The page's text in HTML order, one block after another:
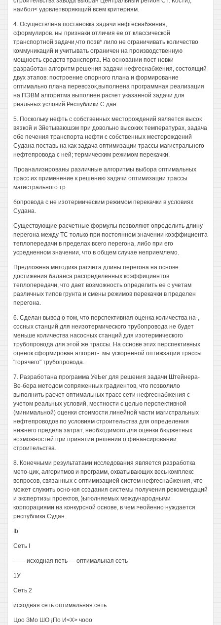
наибол< удовлетворяющий всем критериям.
4. Осуществлена постановка задачи нефгеснабжения,
сформулиров. ны признаки отличия ее от классической
транспортной задачи,что позв* лило не ограничивать количество
коммуникаций и учитывать ограничен на производственную
мощность средств транспорта. На основании пост новки
разработан алгоритм решения задачи нефгеснабжения, состоящий
двух этапов: построение опорного плана и формирование
оптимально плана перевозок,выполнена программная реализация
на ПЭВМ алгоритма выполнен расчет указанной задачи для
реальных условий Республики С дан.
5. Поскольку нефть с собственных месторождений является высок
вязкой и Зйетываюшэм при довольно высоких температурах, задача
обе печения транспорта нефти с собственных месторождений
Судана поставь на как задача оптимизации трассы магистрального
нефтепровода с ней; термическим режимом перекачки.
Проанализированы различные алгоритмы выбора оптимальных
трасс их применение к решению задачи оптимизации трассы
магистрального тр
бопровода с не изотермическим режимом перекачки в условиях
Судана.
Существующие расчетные формулы позволяют определить длину
перегона между ТС только при постоянном значении коэффициента
теплопередачи в пределах всего перегона, либо при его
усредненном значении, что в общем случае неприемлемо.
Предложена методика расчета длины перегона на основе
достижения баланса распределенных коэффициентов
теплопередачи, что дает возможность определить ее с учетам
различных типов грунта и смены режимов перекачки в пределен
перегона.
6. Сделан вывод о том, что перспективная оценка количества на-,
сосных станций для неизотермического трубопровода не будет
меньше количества насосных станций для изотермического
трубопровода для этой же трассы. На основе этих перспективных
оценок сформирован алгорит-. мы ускоренной оптижзации трассы
"горячего" трубопровода.
7. Разработана программа УеЬег для решения задачи Штейнера-
Ве-бера методом сопряженных градиентов, что позволило
выполнить расчет оптимальных трасс сети нефгеснабжения с
учетом реальных условий, местности с целью перспективной
(минимальной) оценки стоимости линейной части магистральных
нефтепроводов по условиям строительства для определения
нижнего предела затрат, необходимого для оценки бюджетных
возможностей при принятии решении о финансировании
строительства.
8. Конечными результатами исследования является разработка
мето-цик, алгоритмов и программ, охватывающих весь комплекс
вопросов, связанных с оптимизацией систем нефгеснабжения, что
может служить осно-юя создания системы получения рекомендаций
и экспертизы проектов, }ыгюлняемых международными
корпорациями на конкурсной основе, в чем >еойенно нуждается
республика Судан.
Ib
Сеть I
—— исходная петь --- оптимальная сеть
1У
Сеть 2
исходная сеть оптимальная сеть
Цоо ЗМо ШО ¡По И<Х> чооо